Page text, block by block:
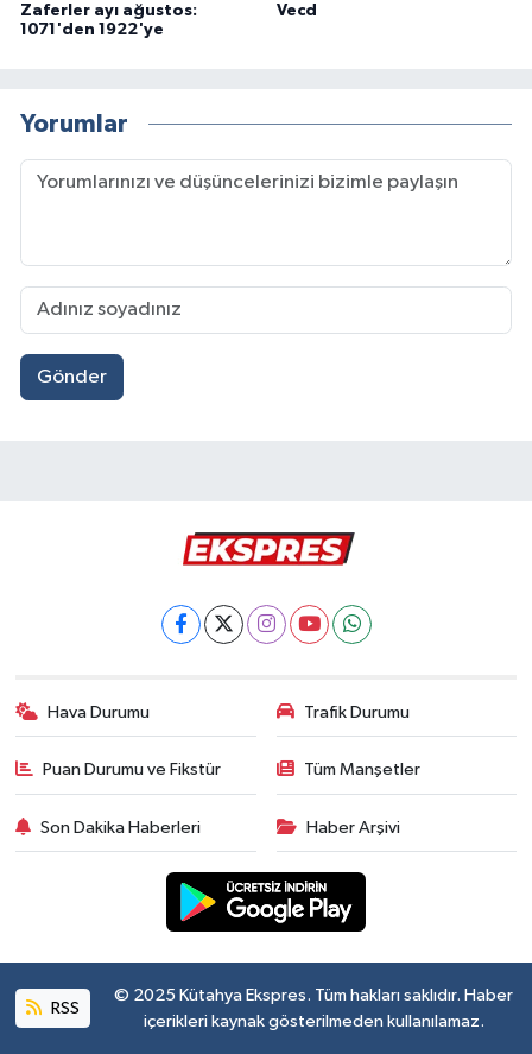
Zaferler ayı ağustos:
1071'den 1922'ye
Vecd
Yorumlar
Gönder
Hava Durumu Trafik Durumu
Puan Durumu ve Fikstür Tüm Manşetler
Son Dakika Haberleri Haber Arşivi
RSS
© 2025 Kütahya Ekspres. Tüm hakları saklıdır. Haber
içerikleri kaynak gösterilmeden kullanılamaz.